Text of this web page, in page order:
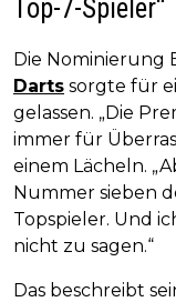
Top-7-Spieler“
Die Nominierung
Darts sorgte für
gelassen. „Die
immer für
einem Lächeln.
Nummer sieben
Topspieler. Und
nicht zu sagen.“
Das beschreibt